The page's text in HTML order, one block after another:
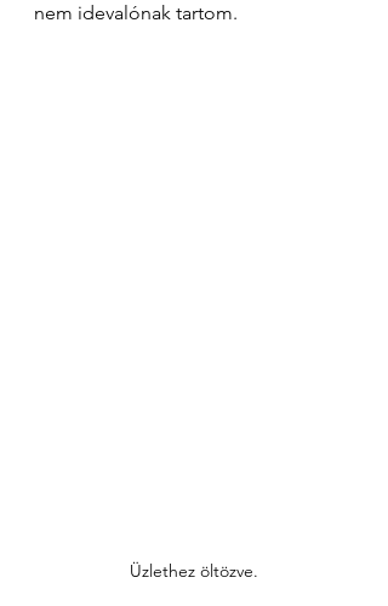
nem idevalónak tartom.
Üzlethez öltözve.